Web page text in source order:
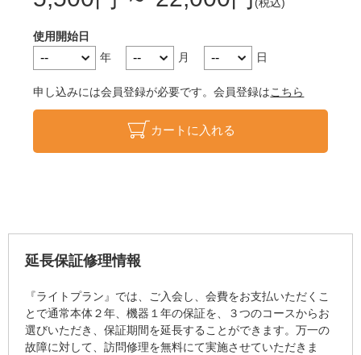
使用開始日
年
月 日
申し込みには会員登録が必要です。会員登録はこちら
カートに入れる
延長保証修理情報
『ライトプラン』では、ご入会し、会費をお支払いただくこ
とで通常本体２年、機器１年の保証を、３つのコースからお
選びいただき、保証期間を延長することができます。万一の
故障に対して、訪問修理を無料にて実施させていただきま